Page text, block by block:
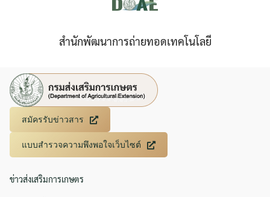
สำนักพัฒนาการถ่ายทอดเทคโนโลยี
สมัครรับข่าวสาร
แบบสำรวจความพึงพอใจเว็บไซต์
ข่าวส่งเสริมการเกษตร